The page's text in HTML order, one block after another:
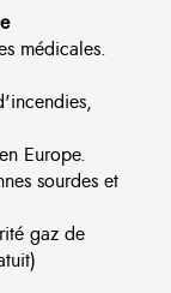
médicales.
Europe.
sourdes et
gaz de